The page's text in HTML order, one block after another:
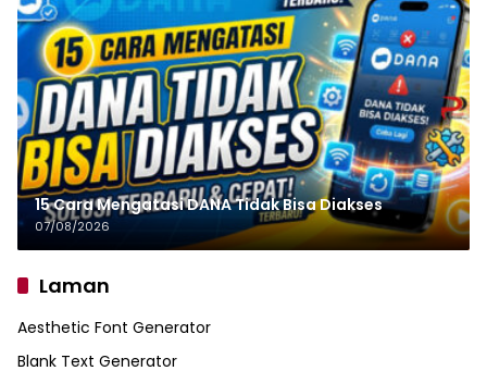
15 Cara Mengatasi DANA Tidak Bisa Diakses
07/08/2026
Laman
Aesthetic Font Generator
Blank Text Generator